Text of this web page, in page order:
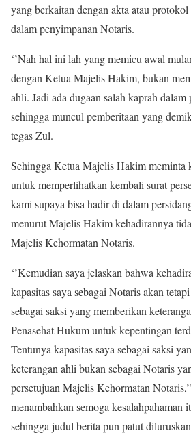
yang berkaitan dengan akta atau
dalam penyimpanan Notaris.
‘’Nah hal ini lah yang memicu awal
dengan Ketua Majelis Hakim, bukan
ahli. Jadi ada dugaan salah kaprah
sehingga muncul pemberitaan yang
tegas Zul.
Sehingga Ketua Majelis Hakim meminta
untuk memperlihatkan kembali surat
kami supaya bisa hadir di dalam
menurut Majelis Hakim kehadirannya
Majelis Kehormatan Notaris.
‘’Kemudian saya jelaskan bahwa
kapasitas saya sebagai Notaris akan
sebagai saksi yang memberikan
Penasehat Hukum untuk kepentingan
Tentunya kapasitas saya sebagai saksi
keterangan ahli bukan sebagai Notaris
persetujuan Majelis Kehormatan
menambahkan semoga kesalahpahaman
sehingga judul berita pun patut